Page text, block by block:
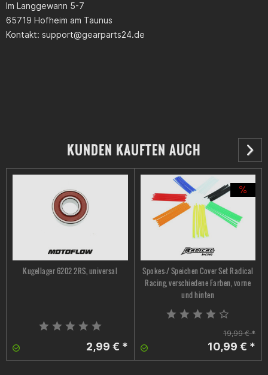
Im Langgewann 5-7
65719 Hofheim am Taunus
Kontakt: support@gearparts24.de
KUNDEN KAUFTEN AUCH
Kugellager 6202 2RS, universal
2,99 € *
Spokes-/ Speichen Cover Set Radical
Racing, verschiedene Farben, vorne
und hinten
19,99 € *
10,99 € *